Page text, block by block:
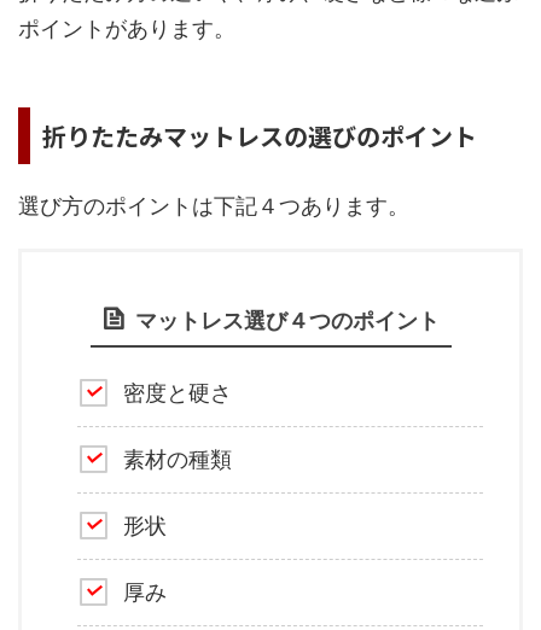
ポイントがあります。
折りたたみマットレスの選びのポイント
選び方のポイントは下記４つあります。
マットレス選び４つのポイント
密度と硬さ
素材の種類
形状
厚み